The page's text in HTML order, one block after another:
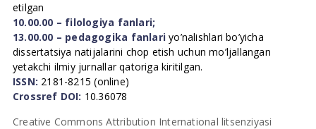
etilgan
10.00.00 – filologiya fanlari;
13.00.00 – pedagogika fanlari yo’nalishlari bo’yicha
dissertatsiya natijalarini chop etish uchun mo’ljallangan
yetakchi ilmiy jurnallar qatoriga kiritilgan.
ISSN: 2181-8215 (online)
Crossref DOI: 10.36078
Creative Commons Attribution International litsenziyasi